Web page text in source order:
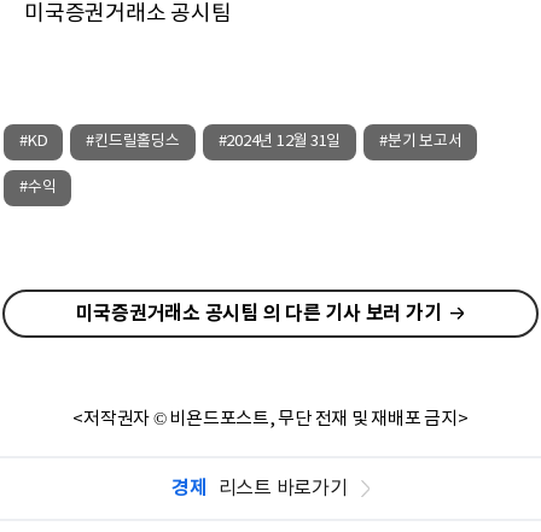
미국증권거래소 공시팀
#KD #킨드릴홀딩스 #2024년 12월 31일 #분기 보고서
#수익
미국증권거래소 공시팀 의 다른 기사 보러 가기
<저작권자 © 비욘드포스트, 무단 전재 및 재배포 금지>
경제 리스트 바로가기